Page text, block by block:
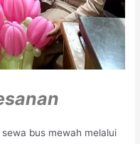
bus mewah melalui